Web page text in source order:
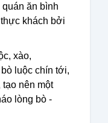
ăn bình
khách bởi
xào,
luộc chín tới,
nên một
lòng bò -